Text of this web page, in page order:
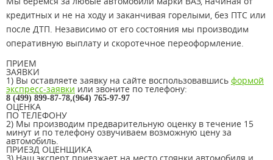
кредитных и не на ходу и заканчивая горелыми, без ПТС или
после ДТП. Независимо от его состояния мы производим
оперативную выплату и скоротечное переоформление.
ПРИЕМ
ЗАЯВКИ
1) Вы оставляете заявку на сайте воспользовавшись формой
экспресс-заявки или звоните по телефону:
8 (499) 899-87-78,(964) 765-97-97
ОЦЕНКА
ПО ТЕЛЕФОНУ
2) Мы производим предварительную оценку в течение 15
минут и по телефону озвучиваем возможную цену за
автомобиль.
ПРИЕЗД ОЦЕНЩИКА